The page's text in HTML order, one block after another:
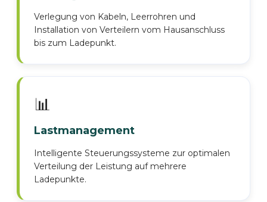
Verlegung von Kabeln, Leerrohren und
Installation von Verteilern vom Hausanschluss
bis zum Ladepunkt.
📊
Lastmanagement
Intelligente Steuerungssysteme zur optimalen
Verteilung der Leistung auf mehrere
Ladepunkte.